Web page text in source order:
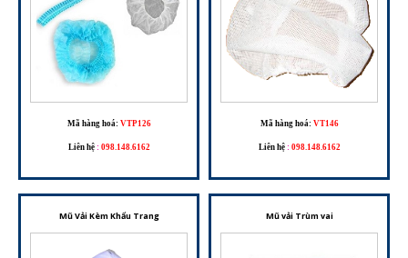
Mã hàng hoá: VTP126
Liên hệ : 098.148.6162
Mã hàng hoá: VT146
Liên hệ : 098.148.6162
Mũ Vải Kèm Khẩu Trang Mũ vải Trùm vai